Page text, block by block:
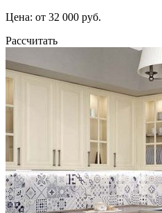
Цена: от 32 000 руб.
Рассчитать